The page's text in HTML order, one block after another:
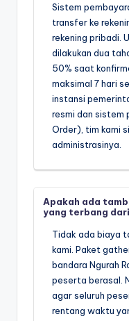
Sistem
transfer ke
rekening pribadi.
dilakukan dua
50% saat
maksimal 7 hari
instansi
resmi dan sistem
Order), tim kami
administrasinya.
Apakah ada
yang terbang
Tidak ada biaya
kami. Paket
bandara Ngurah
peserta berasal.
agar seluruh
rentang waktu